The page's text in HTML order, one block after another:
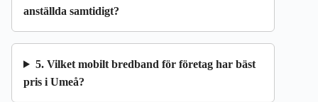
anställda samtidigt?
5. Vilket mobilt bredband för företag har bäst
pris i Umeå?